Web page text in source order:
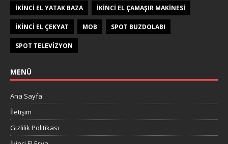
IKINCI EL KOLTUK TAKIMI IKINCI EL TELEVIZYON
IKINCI EL YATAK BAZA IKINCI EL ÇAMAŞIR MAKINESI
IKINCI EL ÇEKYAT
Ana Sayfa
İletişim